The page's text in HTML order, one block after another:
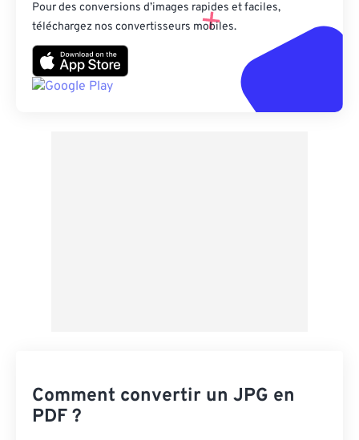
Pour des conversions d’images rapides et faciles,
téléchargez nos convertisseurs mobiles.
Comment convertir un JPG en
PDF ?